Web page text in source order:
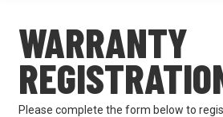
WARRANTY
Please complete the form below to